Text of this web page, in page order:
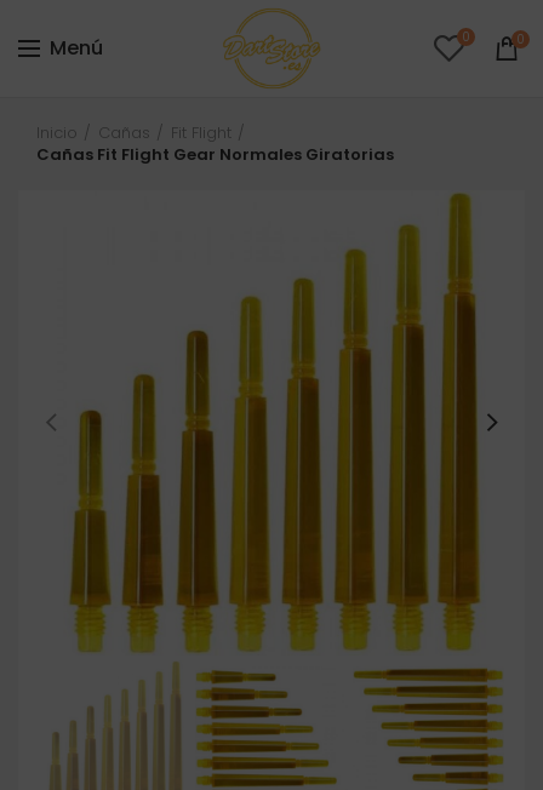
Menú 0 0
Inicio Cañas
Fit Flight
Cañas Fit Flight Gear Normales Giratorias